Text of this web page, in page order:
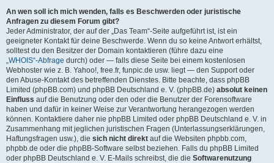
An wen soll ich mich wenden, falls es Beschwerden oder juristische
Anfragen zu diesem Forum gibt?
Jeder Administrator, der auf der „Das Team“-Seite aufgeführt ist, ist ein
geeigneter Kontakt für deine Beschwerde. Wenn du so keine Antwort erhältst,
solltest du den Besitzer der Domain kontaktieren (führe dazu eine
„WHOIS“-Abfrage durch) oder — falls diese Seite bei einem kostenlosen
Webhoster wie z. B. Yahoo!, free.fr, funpic.de usw. liegt — den Support oder
den Abuse-Kontakt des betreffenden Dienstes. Bitte beachte, dass phpBB
Limited (phpBB.com) und phpBB Deutschland e. V. (phpBB.de) absolut keinen
Einfluss auf die Benutzung oder den oder die Benutzer der Forensoftware
haben und dafür in keiner Weise zur Verantwortung herangezogen werden
können. Kontaktiere daher nie phpBB Limited oder phpBB Deutschland e. V. in
Zusammenhang mit jeglichen juristischen Fragen (Unterlassungserklärungen,
Haftungsfragen usw.), die sich nicht direkt auf die Websiten phpbb.com,
phpbb.de oder die phpBB-Software selbst beziehen. Falls du phpBB Limited
oder phpBB Deutschland e. V. E-Mails schreibst, die die Softwarenutzung